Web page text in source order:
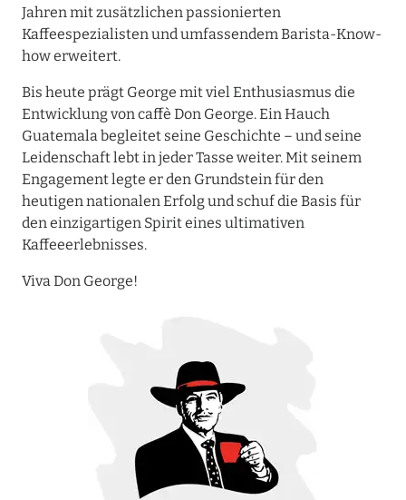
Jahren mit zusätzlichen passionierten
Kaffeespezialisten und umfassendem Barista-Know-
how erweitert.
Bis heute prägt George mit viel Enthusiasmus die
Entwicklung von caffè Don George. Ein Hauch
Guatemala begleitet seine Geschichte – und seine
Leidenschaft lebt in jeder Tasse weiter. Mit seinem
Engagement legte er den Grundstein für den
heutigen nationalen Erfolg und schuf die Basis für
den einzigartigen Spirit eines ultimativen
Kaffeeerlebnisses.
Viva Don George!